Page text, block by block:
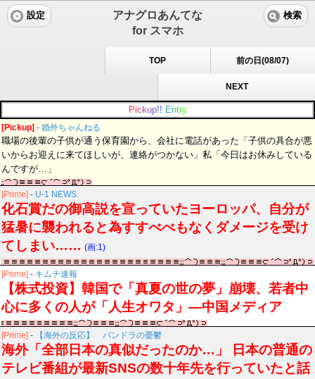
アナグロあんてな
for スマホ
設定 検索
TOP 前の日(08/07)
NEXT
Pic kup!! Entry
[Pickup] - 婚外ちゃんねる
職場の後輩の子供が通う保育園から、会社に電話があった「子供の具合が悪
いからお迎えに来てほしいが、連絡がつかない」私「今日はお休みしている
んですが…」
[Prime] - U-1 NEWS.
化石賞だの御高説を宣っていたヨーロッパ、自分が
猛暑に襲われると為すすべべもなくダメージを受け
てしまい…… (画:1)
[Prime] - キムチ速報
【株式投資】韓国で「真夏の世の夢」崩壊、若者中
心に多くの人が「人生オワタ」―中国メディア
[Prime] - 【海外の反応】 パンドラの憂鬱
海外「全部日本の真似だったのか…」 日本の普通の
テレビ番組が最新SNSの数十年先を行っていたと話